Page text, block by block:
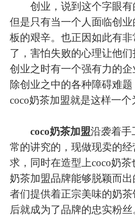
创业，说到这个字眼有
但是只有当一个人面临创
板的艰辛。也正因如此有
了，害怕失败的心理让他
创业之时有一个强有力的
除创业之中的各种障碍难
coco奶茶加盟就是这样一
coco奶茶加盟沿袭着手
常的讲究的，现做现卖的
求，同时在造型上coco奶
奶茶加盟品牌能够脱颖而
者们提供着正宗美味的奶
后就成为了品牌的忠实粉丝